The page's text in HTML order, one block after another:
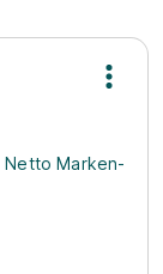
Netto Marken-